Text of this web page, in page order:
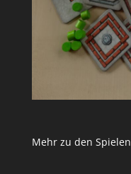
Mehr zu den Spielen